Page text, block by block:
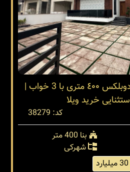
فروش ویلای مدرن دوبلکس ٤٠٠ متری با 3 خواب |
خرید ویلا
کد: 38279
بنا 400 متر
شهرکی
30 میلیارد